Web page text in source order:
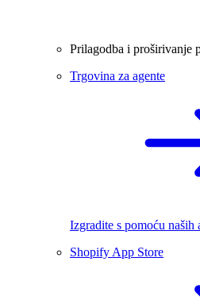
Prilagodba i proširivanje
Trgovina za agente
Izgradite s pomoću naših
Shopify App Store